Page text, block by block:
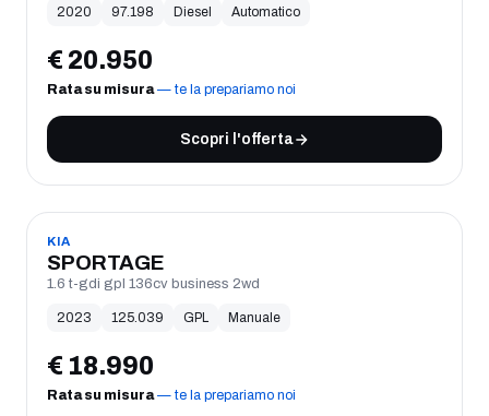
2020 97.198 Diesel Automatico
€ 20.950
Rata su misura— te la prepariamo noi
Scopri l'offerta
USATO
KIA
SPORTAGE
1.6 t-gdi gpl 136cv business 2wd
2023 125.039 GPL Manuale
€ 18.990
Rata su misura— te la prepariamo noi